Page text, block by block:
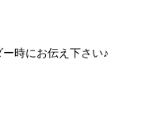
時にお伝え下さい♪